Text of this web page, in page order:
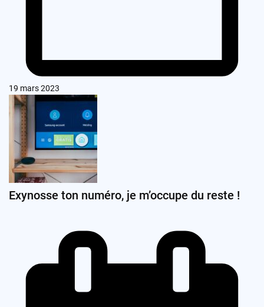
19 mars 2023
Exynosse ton numéro, je m’occupe du reste !